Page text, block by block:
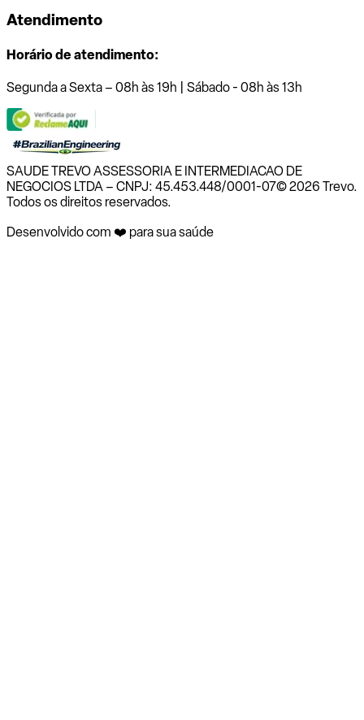
Atendimento
Horário de atendimento:
Segunda a Sexta – 08h às 19h | Sábado - 08h às 13h
SAUDE TREVO ASSESSORIA E INTERMEDIACAO DE
NEGOCIOS LTDA – CNPJ: 45.453.448/0001-07© 2026 Trevo.
Todos os direitos reservados.
Desenvolvido com ❤️ para sua saúde